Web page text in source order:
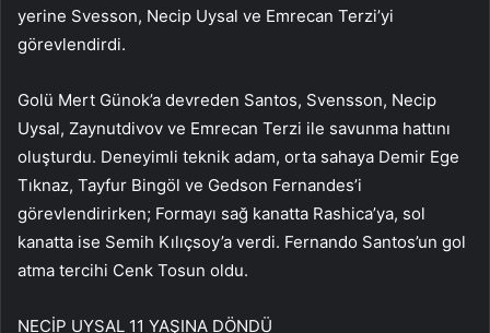
yerine Svesson, Necip Uysal ve Emrecan Terzi’yi
görevlendirdi.
Golü Mert Günok’a devreden Santos, Svensson, Necip
Uysal, Zaynutdivov ve Emrecan Terzi ile savunma hattını
oluşturdu. Deneyimli teknik adam, orta sahaya Demir Ege
Tıknaz, Tayfur Bingöl ve Gedson Fernandes’i
görevlendirirken; Formayı sağ kanatta Rashica’ya, sol
kanatta ise Semih Kılıçsoy’a verdi. Fernando Santos’un gol
atma tercihi Cenk Tosun oldu.
NECİP UYSAL 11 YAŞINA DÖNDÜ